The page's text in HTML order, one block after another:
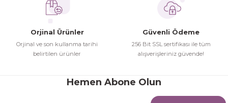
çok iyi ve dürüst esnaf
Hamit Çakıcı | 15/04/2026
Güzel etkili ve mükemmel kargo
mehmet Polat | 14/02/2026
Orjinal Ürünler
Orjinal ve son kullanma tarihi
belirtilen ürünler
Güvenli Ödeme
256 Bit SSL sertifikası ile tüm
alışverişleriniz güvende!
Hemen Abone Olun